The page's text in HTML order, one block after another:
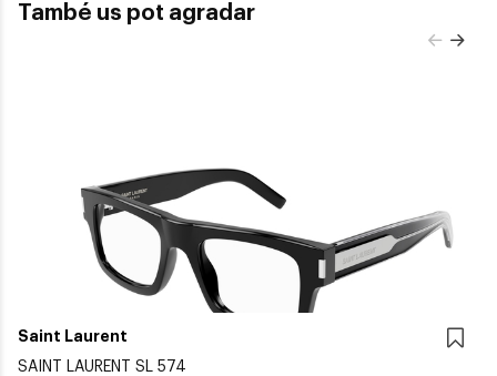
També us pot agradar
Saint Laurent
SAINT LAURENT SL 574